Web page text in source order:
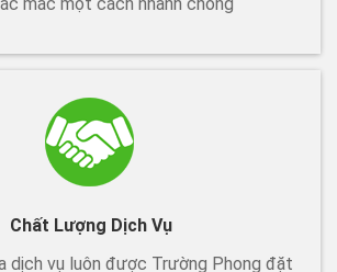
Chất Lượng Dịch Vụ
dịch vụ luôn được Trường Phong đặt